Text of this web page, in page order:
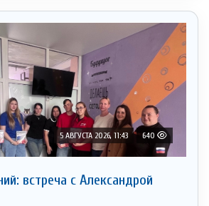
5 АВГУСТА 2026, 11:43 640
встреча с Александрой